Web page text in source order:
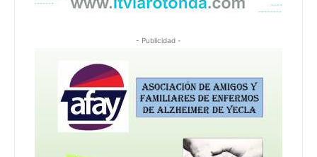
- Publicidad -